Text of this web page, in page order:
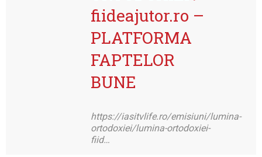
fiideajutor.ro –
PLATFORMA
FAPTELOR
BUNE
https://iasitvlife.ro/emisiuni/lumina-
ortodoxiei/lumina-ortodoxiei-
fiid…